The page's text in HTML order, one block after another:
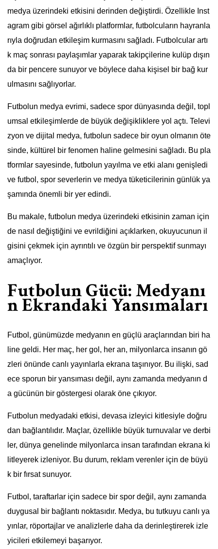
medya üzerindeki etkisini derinden değiştirdi. Özellikle Inst
agram gibi görsel ağırlıklı platformlar, futbolcuların hayranla
rıyla doğrudan etkileşim kurmasını sağladı. Futbolcular artı
k maç sonrası paylaşımlar yaparak takipçilerine kulüp dışın
da bir pencere sunuyor ve böylece daha kişisel bir bağ kur
ulmasını sağlıyorlar.
Futbolun medya evrimi, sadece spor dünyasında değil, topl
umsal etkileşimlerde de büyük değişikliklere yol açtı. Televi
zyon ve dijital medya, futbolun sadece bir oyun olmanın öte
sinde, kültürel bir fenomen haline gelmesini sağladı. Bu pla
tformlar sayesinde, futbolun yayılma ve etki alanı genişledi
ve futbol, spor severlerin ve medya tüketicilerinin günlük ya
şamında önemli bir yer edindi.
Bu makale, futbolun medya üzerindeki etkisinin zaman için
de nasıl değiştiğini ve evrildiğini açıklarken, okuyucunun il
gisini çekmek için ayrıntılı ve özgün bir perspektif sunmayı
amaçlıyor.
Futbolun Gücü: Medyanı
n Ekrandaki Yansımaları
Futbol, günümüzde medyanın en güçlü araçlarından biri ha
line geldi. Her maç, her gol, her an, milyonlarca insanın gö
zleri önünde canlı yayınlarla ekrana taşınıyor. Bu ilişki, sad
ece sporun bir yansıması değil, aynı zamanda medyanın d
a gücünün bir göstergesi olarak öne çıkıyor.
Futbolun medyadaki etkisi, devasa izleyici kitlesiyle doğru
dan bağlantılıdır. Maçlar, özellikle büyük turnuvalar ve derbi
ler, dünya genelinde milyonlarca insan tarafından ekrana ki
litleyerek izleniyor. Bu durum, reklam verenler için de büyü
k bir fırsat sunuyor.
Futbol, taraftarlar için sadece bir spor değil, aynı zamanda
duygusal bir bağlantı noktasıdır. Medya, bu tutkuyu canlı ya
yınlar, röportajlar ve analizlerle daha da derinleştirerek izle
yicileri etkilemeyi başarıyor.